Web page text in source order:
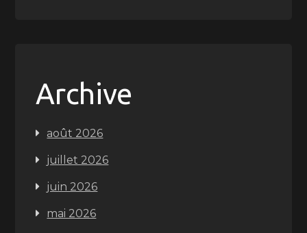
Archive
août 2026
juillet 2026
juin 2026
mai 2026